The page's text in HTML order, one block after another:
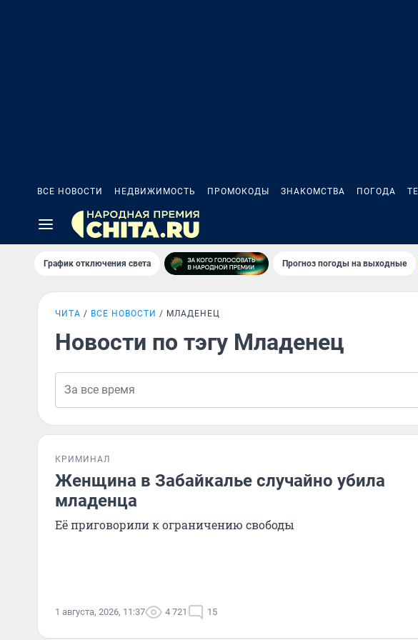
ВСЕ НОВОСТИ НЕДВИЖИМОСТЬ ПРОМОКОДЫ ЗНАКОМСТВА ПОГОДА
График отключения света Прогноз погоды на выходные
ЧИТА ВСЕ НОВОСТИ МЛАДЕНЕЦ
Новости по тэгу Младенец
КРИМИНАЛ
Женщина в Забайкалье случайно убила
младенца
Её приговорили к ограничению свободы
1 августа, 2026, 11:37 4 721 15